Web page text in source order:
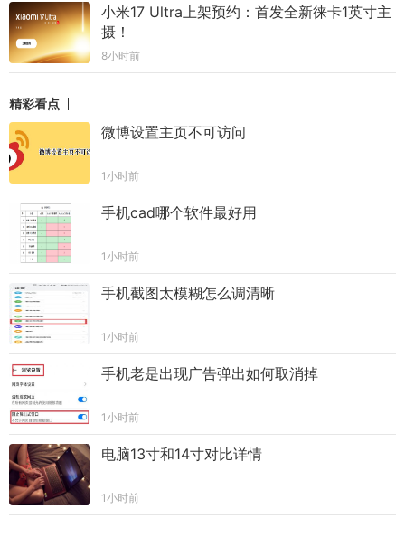
小米17 Ultra上架预约：首发全新徕卡1英寸主
摄！
8小时前
精彩看点
微博设置主页不可访问
1小时前
手机cad哪个软件最好用
1小时前
手机截图太模糊怎么调清晰
1小时前
手机老是出现广告弹出如何取消掉
1小时前
电脑13寸和14寸对比详情
1小时前